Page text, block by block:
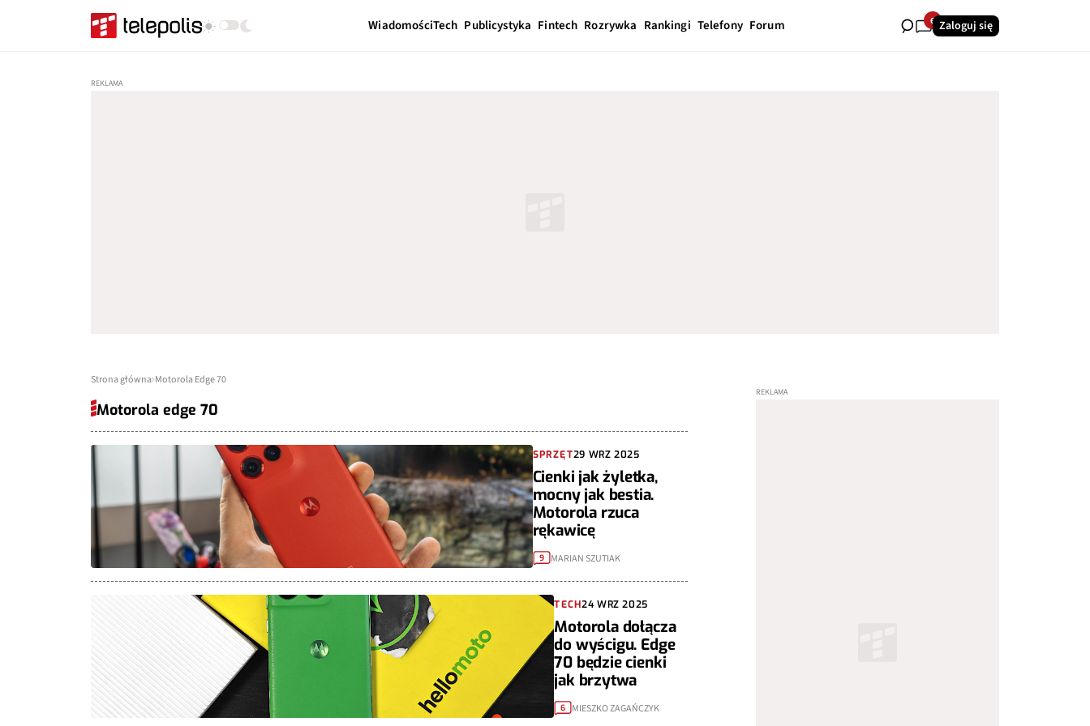
WiadomościTech Publicystyka Fintech Rozrywka Rankingi Telefony Forum 6 Zaloguj się
Strona główna Motorola Edge 70
Motorola edge 70
SPRZĘT29 WRZ 2025
Cienki jak żyletka,
mocny jak bestia.
Motorola rzuca
rękawicę
9 MARIAN SZUTIAK
TECH24 WRZ 2025
Motorola dołącza
do wyścigu. Edge
70 będzie cienki
jak brzytwa
6 MIESZKO ZAGAŃCZYK